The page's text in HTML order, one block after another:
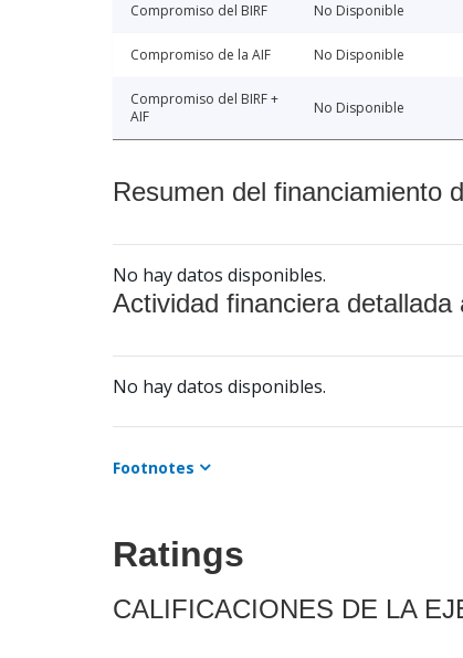
Compromiso del BIRF No Disponible
Compromiso de la AIF No Disponible
Compromiso del BIRF +
AIF
No Disponible
Resumen del financiamiento
No hay datos disponibles.
Actividad financiera
No hay datos disponibles.
Footnotes
Ratings
CALIFICACIONES DE LA